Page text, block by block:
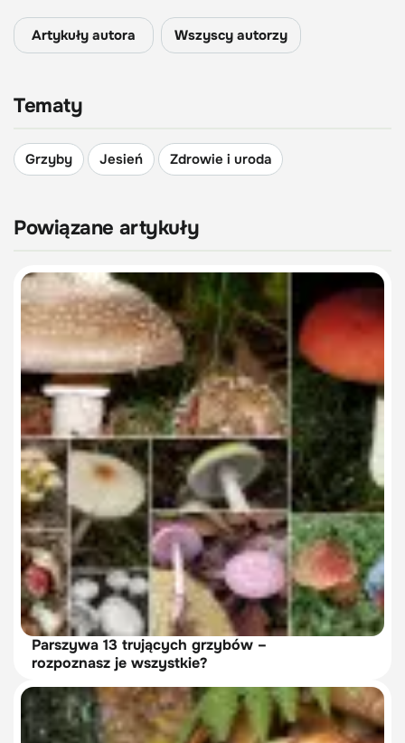
Artykuły autora Wszyscy autorzy
Tematy
Grzyby Jesień Zdrowie i uroda
Powiązane artykuły
Parszywa 13 trujących grzybów –
rozpoznasz je wszystkie?